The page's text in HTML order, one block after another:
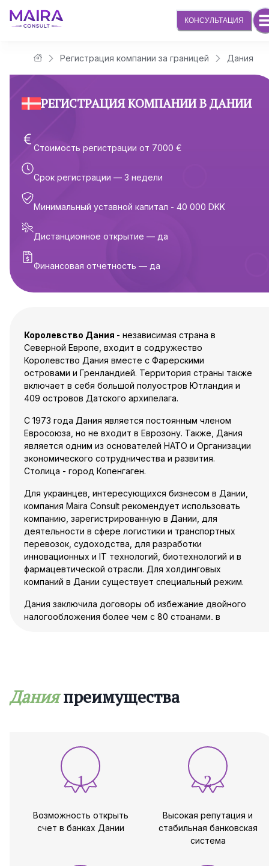
Юридическая компания Maira Consult
Регистрация компании за границей Дания
РЕГИСТРАЦИЯ КОМПАНИИ В ДАНИИ
Стоимость регистрации от 7000 €
Срок регистрации — 3 недели
Минимальный уставной капитал - 40 000 DKK
Дистанционное открытие — да
Финансовая отчетность — да
Королевство Дания - независимая страна в
Северной Европе, входит в содружество
Королевство Дания вместе с Фарерскими
островами и Гренландией. Территория страны также
включает в себя большой полуостров Ютландия и
409 островов Датского архипелага.
С 1973 года Дания является постоянным членом
Евросоюза, но не входит в Еврозону. Также, Дания
является одним из основателей НАТО и Организации
экономического сотрудничества и развития.
Столица - город Копенгаген.
Для украинцев, интересующихся бизнесом в Дании,
компания Maira Consult рекомендует использовать
компанию, зарегистрированную в Дании, для
деятельности в сфере логистики и транспортных
перевозок, судоходства, для разработки
инновационных и IT технологий, биотехнологий и в
фармацевтической отрасли. Для холдинговых
компаний в Дании существует специальный режим.
Дания заключила договоры об избежание двойного
налогообложения более чем с 80 странами, в
высококвалифицированные консультации.
Мы обеспечим полную поддержку в
доступным и простым.
Дания преимущества
1
Возможность открыть
счет в банках Дании
2
Высокая репутация и
стабильная банковская
система
КОНСУЛЬТАЦИЯ